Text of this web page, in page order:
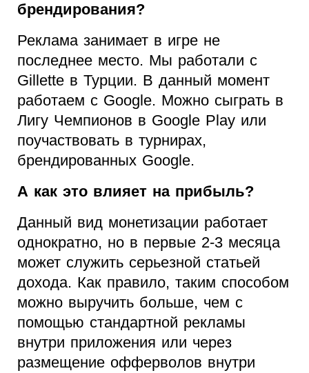
брендирования?
Реклама занимает в игре не
последнее место. Мы работали с
Gillette в Турции. В данный момент
работаем с Google. Можно сыграть в
Лигу Чемпионов в Google Play или
поучаствовать в турнирах,
брендированных Google.
А как это влияет на прибыль?
Данный вид монетизации работает
однократно, но в первые 2-3 месяца
может служить серьезной статьей
дохода. Как правило, таким способом
можно выручить больше, чем с
помощью стандартной рекламы
внутри приложения или через
размещение офферволов внутри